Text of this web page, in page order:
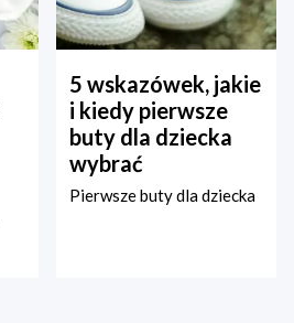
5 wskazówek, jakie
i kiedy pierwsze
buty dla dziecka
wybrać
Pierwsze buty dla dziecka